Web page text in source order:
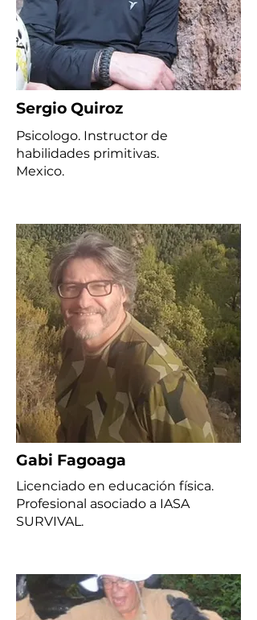
Sergio Quiroz
Psicologo. Instructor de
habilidades primitivas.
Mexico.
Gabi Fagoaga
Licenciado en educación física.
Profesional asociado a IASA
SURVIVAL.